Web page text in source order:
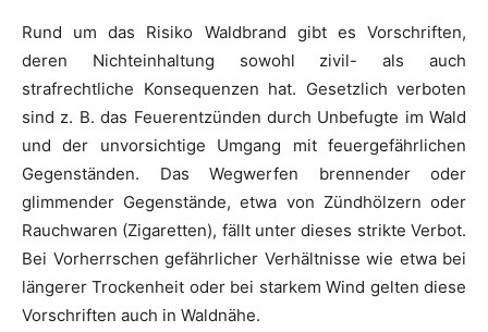
Rund um das Risiko Waldbrand gibt es Vorschriften,
deren Nichteinhaltung sowohl zivil- als auch
strafrechtliche Konsequenzen hat. Gesetzlich verboten
sind z. B. das Feuerentzünden durch Unbefugte im Wald
und der unvorsichtige Umgang mit feuergefährlichen
Gegenständen. Das Wegwerfen brennender oder
glimmender Gegenstände, etwa von Zündhölzern oder
Rauchwaren (Zigaretten), fällt unter dieses strikte Verbot.
Bei Vorherrschen gefährlicher Verhältnisse wie etwa bei
längerer Trockenheit oder bei starkem Wind gelten diese
Vorschriften auch in Waldnähe.